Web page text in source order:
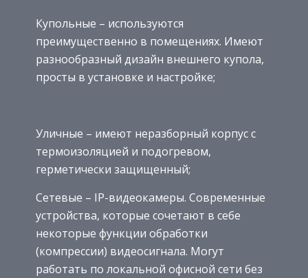
Купольные – используются
преимущественно в помещениях. Имеют
разнообразный дизайн внешнего купола,
просты в установке и настройке;
Уличные – имеют неразборный корпус с
термоизоляцией и подогревом,
герметически защищенный;
Сетевые – IP-видеокамеры. Современные
устройства, которые сочетают в себе
некоторые функции обработки
(компрессии) видеосигнала. Могут
работать по локальной офисной сети без